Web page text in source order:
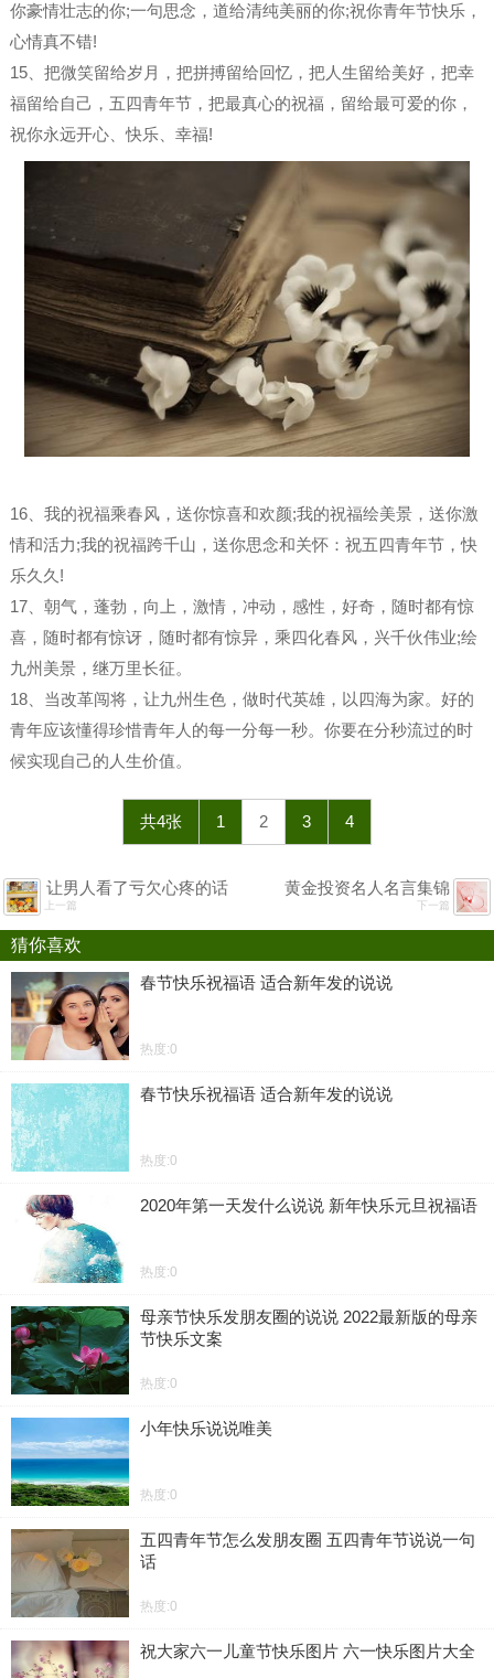
你豪情壮志的你;一句思念，道给清纯美丽的你;祝你青年节快乐，
心情真不错!
15、把微笑留给岁月，把拼搏留给回忆，把人生留给美好，把幸
福留给自己，五四青年节，把最真心的祝福，留给最可爱的你，
祝你永远开心、快乐、幸福!
16、我的祝福乘春风，送你惊喜和欢颜;我的祝福绘美景，送你激
情和活力;我的祝福跨千山，送你思念和关怀：祝五四青年节，快
乐久久!
17、朝气，蓬勃，向上，激情，冲动，感性，好奇，随时都有惊
喜，随时都有惊讶，随时都有惊异，乘四化春风，兴千伙伟业;绘
九州美景，继万里长征。
18、当改革闯将，让九州生色，做时代英雄，以四海为家。好的
青年应该懂得珍惜青年人的每一分每一秒。你要在分秒流过的时
候实现自己的人生价值。
共4张 1 2 3 4
让男人看了亏欠心疼的话
上一篇
黄金投资名人名言集锦
下一篇
猜你喜欢
春节快乐祝福语 适合新年发的说说
热度:0
春节快乐祝福语 适合新年发的说说
热度:0
2020年第一天发什么说说 新年快乐元旦祝福语
热度:0
母亲节快乐发朋友圈的说说 2022最新版的母亲
节快乐文案
热度:0
小年快乐说说唯美
热度:0
五四青年节怎么发朋友圈 五四青年节说说一句
话
热度:0
祝大家六一儿童节快乐图片 六一快乐图片大全